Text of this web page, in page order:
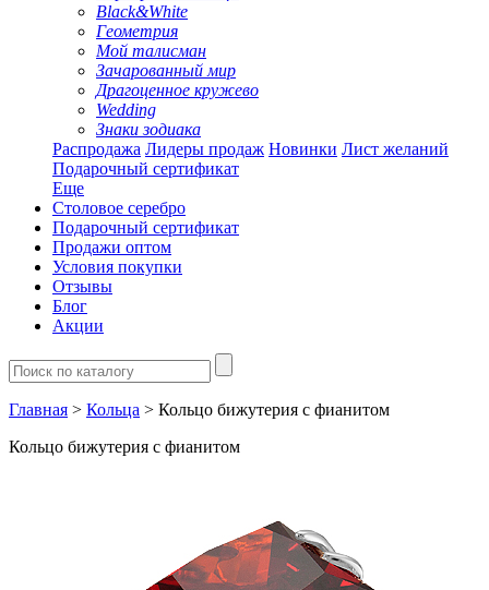
Black&White
Геометрия
Мой талисман
Зачарованный мир
Драгоценное кружево
Wedding
Знаки зодиака
Распродажа Лидеры продаж Новинки Лист желаний
Подарочный сертификат
Еще
Столовое серебро
Подарочный сертификат
Продажи оптом
Условия покупки
Отзывы
Блог
Акции
Главная > Кольца > Кольцо бижутерия с фианитом
Кольцо бижутерия с фианитом